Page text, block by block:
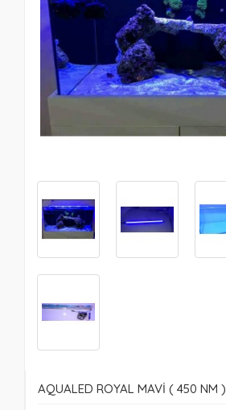
AQUALED ROYAL MAVİ ( 450 NM )